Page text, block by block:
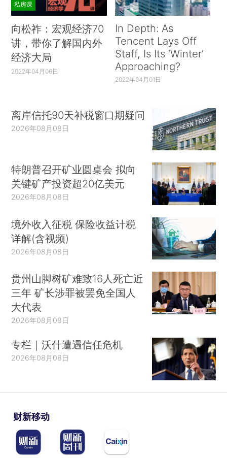
私房课
向松祚：宏观经济70
讲，带你了解国内外
经济大局
2022年04月06日
In Depth: As
Tencent Lays Off
Staff, Is Its ‘Winter’
Approaching?
2022年04月01日
离岸信托90天补税窗口期疑问
2026年08月08日
特朗普召开矿业圆桌会 拟向
关键矿产投资超20亿美元
2026年08月08日
境外收入征税 保险收益计税
详解(含视频)
2026年08月08日
贵州山脚树矿难致16人死亡近
三年 矿长涉罪被罢免全国人
大代表
2026年08月08日
专栏｜沃什遭遇信任危机
2026年08月08日
财新移动